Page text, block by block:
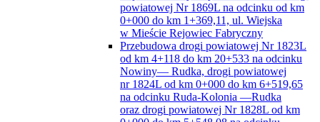
powiatowej Nr 1869L na odcinku od km
0+000 do km 1+369,11, ul. Wiejska
w Mieście Rejowiec Fabryczny
Przebudowa drogi powiatowej Nr 1823L
od km 4+118 do km 20+533 na odcinku
Nowiny— Rudka, drogi powiatowej
nr 1824L od km 0+000 do km 6+519,65
na odcinku Ruda-Kolonia —Rudka
oraz drogi powiatowej Nr 1828L od km